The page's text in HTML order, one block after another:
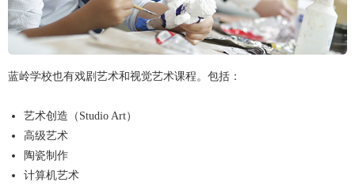
蓝岭学校也有戏剧艺术和视觉艺术课程。包括：
艺术创造（Studio Art）
高级艺术
陶瓷制作
计算机艺术